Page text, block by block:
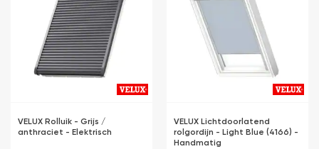
VELUX Rolluik - Grijs /
anthraciet - Elektrisch
VELUX Lichtdoorlatend
rolgordijn - Light Blue (4166) -
Handmatig